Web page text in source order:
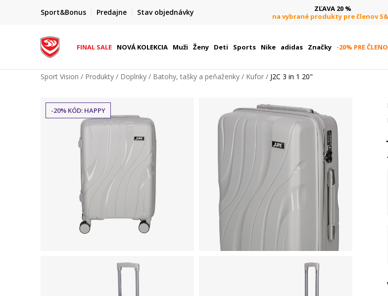
Sport&Bonus Predajne Stav objednávky
FINAL SALE AŽ -60 %
+ extra zľava 10 % len do 9. 8.
ZĽAVA 20 %
na vybrané produkty pre členov
FINAL SALE NOVÁ KOLEKCIA Muži Ženy Deti Sports Nike adidas Značky -20% PRE
Sport Vision Produkty Doplnky Batohy, tašky a peňaženky Kufor J2C 3 in 1 20"
-20% KÓD: HAPPY